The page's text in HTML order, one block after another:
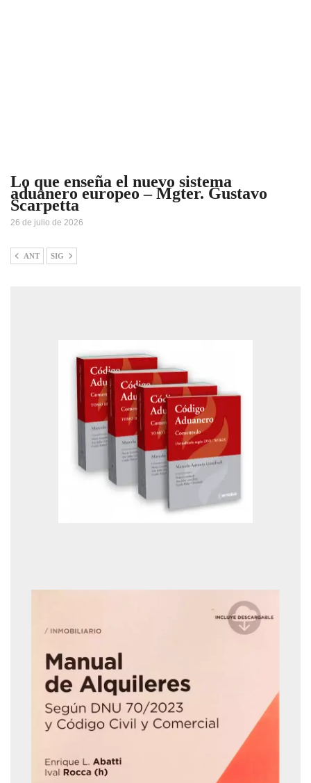
Lo que enseña el nuevo sistema
aduanero europeo – Mgter. Gustavo
Scarpetta
26 de julio de 2026
ANT SIG